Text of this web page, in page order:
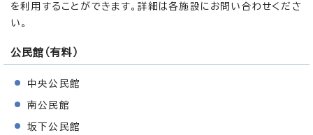
を利用することができます。詳細は各施設にお問い合わせくださ
い。
公民館（有料）
中央公民館
南公民館
坂下公民館